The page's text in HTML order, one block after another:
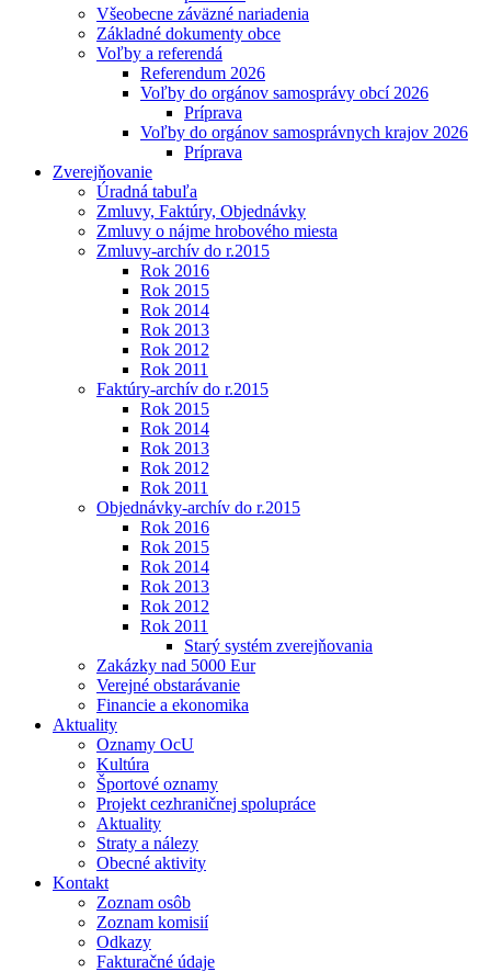
Všeobecne záväzné nariadenia
Základné dokumenty obce
Voľby a referendá
Referendum 2026
Voľby do orgánov samosprávy obcí 2026
Príprava
Voľby do orgánov samosprávnych krajov 2026
Príprava
Zverejňovanie
Úradná tabuľa
Zmluvy, Faktúry, Objednávky
Zmluvy o nájme hrobového miesta
Zmluvy-archív do r.2015
Rok 2016
Rok 2015
Rok 2014
Rok 2013
Rok 2012
Rok 2011
Faktúry-archív do r.2015
Rok 2015
Rok 2014
Rok 2013
Rok 2012
Rok 2011
Objednávky-archív do r.2015
Rok 2016
Rok 2015
Rok 2014
Rok 2013
Rok 2012
Rok 2011
Starý systém zverejňovania
Zakázky nad 5000 Eur
Verejné obstarávanie
Financie a ekonomika
Aktuality
Oznamy OcU
Kultúra
Športové oznamy
Projekt cezhraničnej spolupráce
Aktuality
Straty a nálezy
Obecné aktivity
Kontakt
Zoznam osôb
Zoznam komisií
Odkazy
Fakturačné údaje